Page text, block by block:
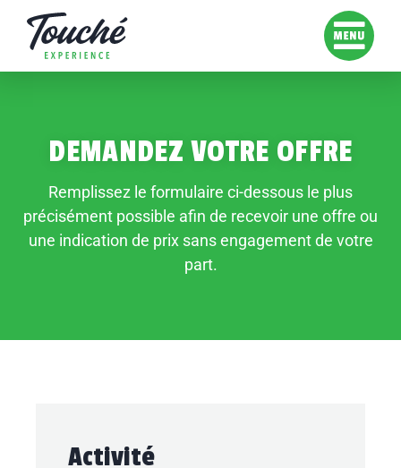
DEMANDEZ VOTRE OFFRE
Remplissez le formulaire ci-dessous le plus
précisément possible afin de recevoir une offre ou
une indication de prix sans engagement de votre
part.
Activité